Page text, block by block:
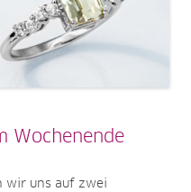
Wochenende
wir uns auf zwei